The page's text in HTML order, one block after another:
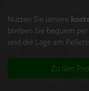
Nutzen Sie unsere
bleiben Sie bequem
und die Lage am
Zu den